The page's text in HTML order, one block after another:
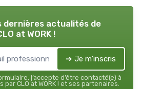
dernières actualités de
at WORK !
➔ Je m'inscris
j’accepte d’être contacté(e) à
CLO at WORK ! et ses partenaires.